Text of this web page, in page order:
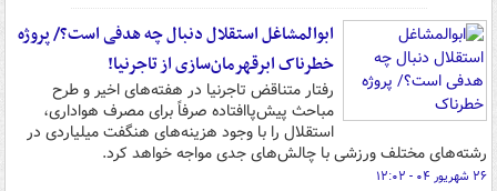
ابوالمشاغل استقلال دنبال چه هدفی است؟/ پروژه
خطرناک ابرقهرمان‌سازی از تاجرنیا!
رفتار متناقض تاجرنیا در هفته‌های اخیر و طرح
مباحث پیش‌پاافتاده صرفاً برای مصرف هواداری،
استقلال را با وجود هزینه‌های هنگفت میلیاردی در
رشته‌های مختلف ورزشی با چالش‌های جدی مواجه خواهد کرد.
۲۶ شهریور ۰۴ - ۱۲:۰۲